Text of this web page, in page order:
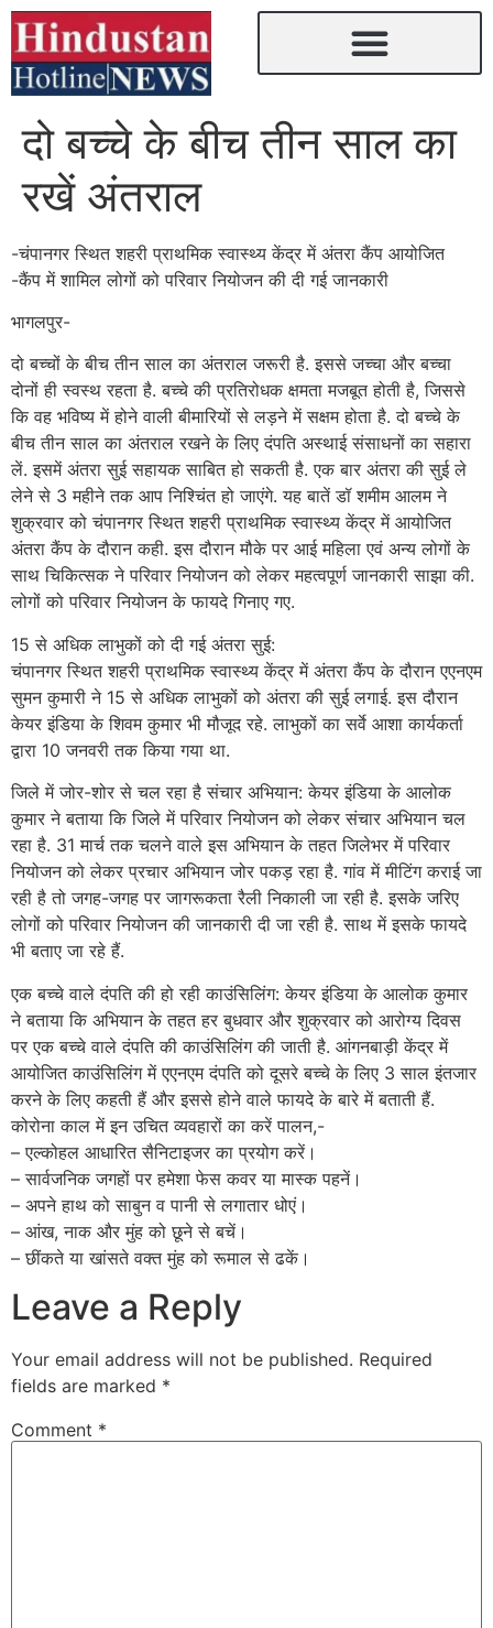
दो बच्चे के बीच तीन साल का
रखें अंतराल
-चंपानगर स्थित शहरी प्राथमिक स्वास्थ्य केंद्र में अंतरा कैंप आयोजित
-कैंप में शामिल लोगों को परिवार नियोजन की दी गई जानकारी
भागलपुर-
दो बच्चों के बीच तीन साल का अंतराल जरूरी है. इससे जच्चा और बच्चा
दोनों ही स्वस्थ रहता है. बच्चे की प्रतिरोधक क्षमता मजबूत होती है, जिससे
कि वह भविष्य में होने वाली बीमारियों से लड़ने में सक्षम होता है. दो बच्चे के
बीच तीन साल का अंतराल रखने के लिए दंपति अस्थाई संसाधनों का सहारा
लें. इसमें अंतरा सुई सहायक साबित हो सकती है. एक बार अंतरा की सुई ले
लेने से 3 महीने तक आप निश्चिंत हो जाएंगे. यह बातें डॉ शमीम आलम ने
शुक्रवार को चंपानगर स्थित शहरी प्राथमिक स्वास्थ्य केंद्र में आयोजित
अंतरा कैंप के दौरान कही. इस दौरान मौके पर आई महिला एवं अन्य लोगों के
साथ चिकित्सक ने परिवार नियोजन को लेकर महत्वपूर्ण जानकारी साझा की.
लोगों को परिवार नियोजन के फायदे गिनाए गए.
15 से अधिक लाभुकों को दी गई अंतरा सुई:
चंपानगर स्थित शहरी प्राथमिक स्वास्थ्य केंद्र में अंतरा कैंप के दौरान एएनएम
सुमन कुमारी ने 15 से अधिक लाभुकों को अंतरा की सुई लगाई. इस दौरान
केयर इंडिया के शिवम कुमार भी मौजूद रहे. लाभुकों का सर्वे आशा कार्यकर्ता
द्वारा 10 जनवरी तक किया गया था.
जिले में जोर-शोर से चल रहा है संचार अभियान: केयर इंडिया के आलोक
कुमार ने बताया कि जिले में परिवार नियोजन को लेकर संचार अभियान चल
रहा है. 31 मार्च तक चलने वाले इस अभियान के तहत जिलेभर में परिवार
नियोजन को लेकर प्रचार अभियान जोर पकड़ रहा है. गांव में मीटिंग कराई जा
रही है तो जगह-जगह पर जागरूकता रैली निकाली जा रही है. इसके जरिए
लोगों को परिवार नियोजन की जानकारी दी जा रही है. साथ में इसके फायदे
भी बताए जा रहे हैं.
एक बच्चे वाले दंपति की हो रही काउंसिलिंग: केयर इंडिया के आलोक कुमार
ने बताया कि अभियान के तहत हर बुधवार और शुक्रवार को आरोग्य दिवस
पर एक बच्चे वाले दंपति की काउंसिलिंग की जाती है. आंगनबाड़ी केंद्र में
आयोजित काउंसिलिंग में एएनएम दंपति को दूसरे बच्चे के लिए 3 साल इंतजार
करने के लिए कहती हैं और इससे होने वाले फायदे के बारे में बताती हैं.
कोरोना काल में इन उचित व्यवहारों का करें पालन,-
– एल्कोहल आधारित सैनिटाइजर का प्रयोग करें।
– सार्वजनिक जगहों पर हमेशा फेस कवर या मास्क पहनें।
– अपने हाथ को साबुन व पानी से लगातार धोएं।
– आंख, नाक और मुंह को छूने से बचें।
– छींकते या खांसते वक्त मुंह को रूमाल से ढकें।
Leave a Reply
Your email address will not be published. Required
fields are marked *
Comment *